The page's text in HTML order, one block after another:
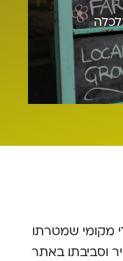
מקומי שמטרתו
וסביבתו. באתר